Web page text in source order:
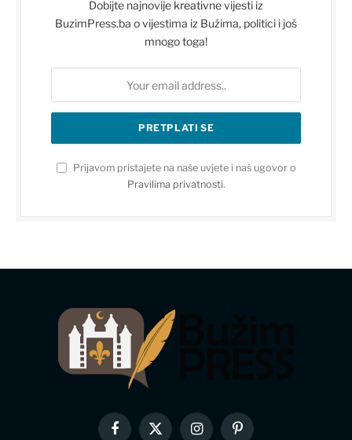
Dobijte najnovije kreativne vijesti iz
BuzimPress.ba o vijestima iz Bužima, politici i još
mnogo toga!
Prijavom pristajete na naše uvjete i naš ugovor o
Pravilima privatnosti.
Facebook
X InstagramPinterest